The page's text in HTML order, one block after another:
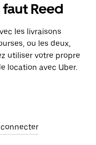
Reed
les livraisons
ou les deux,
utiliser votre propre
location avec Uber.
connecter